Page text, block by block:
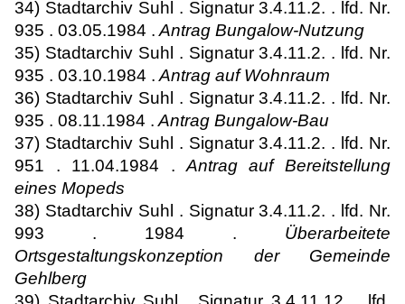
34) Stadtarchiv Suhl . Signatur 3.4.11.2. . lfd. Nr.
935 . 03.05.1984 .Antrag Bungalow-Nutzung
35) Stadtarchiv Suhl . Signatur 3.4.11.2. . lfd. Nr.
935 . 03.10.1984 .Antrag auf Wohnraum
36) Stadtarchiv Suhl . Signatur 3.4.11.2. . lfd. Nr.
935 . 08.11.1984 .Antrag Bungalow-Bau
37) Stadtarchiv Suhl . Signatur 3.4.11.2. . lfd. Nr.
951 . 11.04.1984 . Antrag auf Bereitstellung
eines Mopeds
38) Stadtarchiv Suhl . Signatur 3.4.11.2. . lfd. Nr.
993 . 1984 . Überarbeitete
Ortsgestaltungskonzeption der Gemeinde
Gehlberg